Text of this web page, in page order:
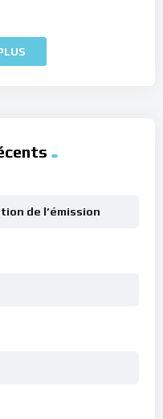
de l’émission